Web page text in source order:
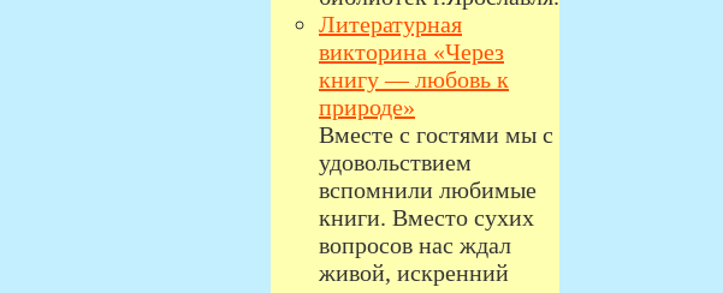
Литературная
викторина «Через
книгу — любовь к
природе»
Вместе с гостями мы с
удовольствием
вспомнили любимые
книги. Вместо сухих
вопросов нас ждал
живой, искренний